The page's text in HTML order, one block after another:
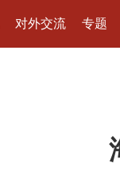
对外交流 专题